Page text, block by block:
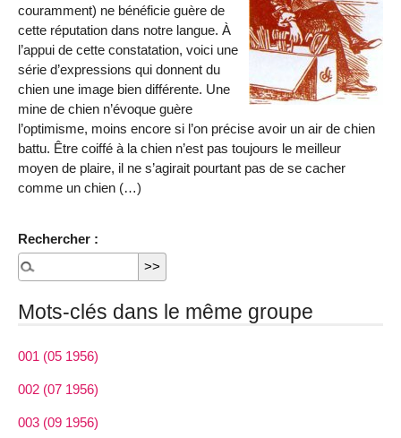
couramment) ne bénéficie guère de
cette réputation dans notre langue. À
l’appui de cette constatation, voici une
série d’expressions qui donnent du
chien une image bien différente. Une
mine de chien n’évoque guère
l’optimisme, moins encore si l’on précise avoir un air de chien
battu. Être coiffé à la chien n’est pas toujours le meilleur
moyen de plaire, il ne s’agirait pourtant pas de se cacher
comme un chien (…)
Rechercher :
Mots-clés dans le même groupe
001 (05 1956)
002 (07 1956)
003 (09 1956)